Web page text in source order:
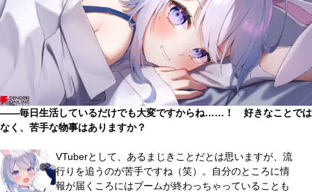
――毎日生活しているだけでも大変ですからね……！ 好きなことでは
なく、苦手な物事はありますか？
VTuberとして、あるまじきことだとは思いますが、流
行りを追うのが苦手ですね（笑）。自分のところに情
報が届くころにはブームが終わっちゃっていることも